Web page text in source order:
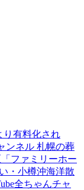
り有料化され
ンネル 札幌の葬
ファミリーホー
・小樽沖海洋散
全ちゃんチャ